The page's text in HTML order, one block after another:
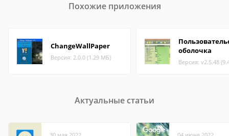
Похожие приложения
ChangeWallPaper
Версия: 2.0.0 (1.29 МБ)
оболочка
Версия: v2.5.48
Актуальные статьи